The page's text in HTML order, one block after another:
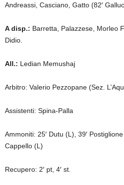
Andreassi, Casciano, Gatto (82′
A disp.: Barretta, Palazzese, Morleo
Didio.
All.: Ledian Memushaj
Arbitro: Valerio Pezzopane (Sez.
Assistenti: Spina-Palla
Ammoniti: 25′ Dutu (L), 39′
Cappello (L)
Recupero: 2′ pt, 4′ st.